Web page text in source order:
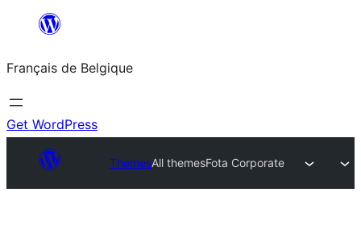
contenu
Français de Belgique
Get WordPress
ThemesAll themesFota Corporate